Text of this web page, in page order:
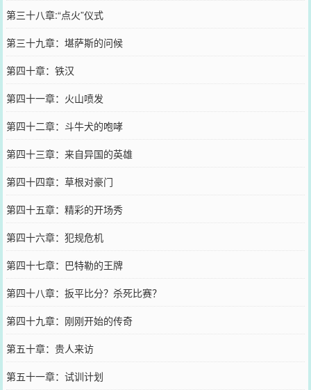
第三十八章:“点火”仪式
第三十九章：堪萨斯的问候
第四十章：铁汉
第四十一章：火山喷发
第四十二章：斗牛犬的咆哮
第四十三章：来自异国的英雄
第四十四章：草根对豪门
第四十五章：精彩的开场秀
第四十六章：犯规危机
第四十七章：巴特勒的王牌
第四十八章：扳平比分？杀死比赛？
第四十九章：刚刚开始的传奇
第五十章：贵人来访
第五十一章：试训计划